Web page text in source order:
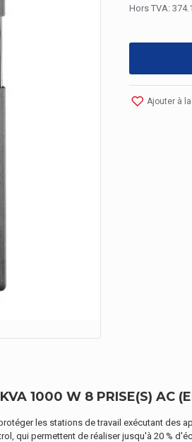
Hors TVA:
Ajouter à
1000 W 8 PRISE(S) AC
les stations de travail exécutant des
qui permettent de réaliser jusqu'à 20 %